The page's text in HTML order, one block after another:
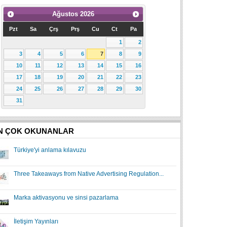
Ağustos 2026
Pzt Sa Çrş Prş Cu Ct Pa
1
2
3
4 5 6 7 8
9
10
11 12 13 14 15
16
17
18 19 20 21 22
23
24
25 26 27 28 29
30
31
ÇOK OKUNANLAR
Türkiye'yi anlama kılavuzu
Three Takeaways from Native Advertising Regulation...
Marka aktivasyonu ve sinsi pazarlama
İletişim Yayınları